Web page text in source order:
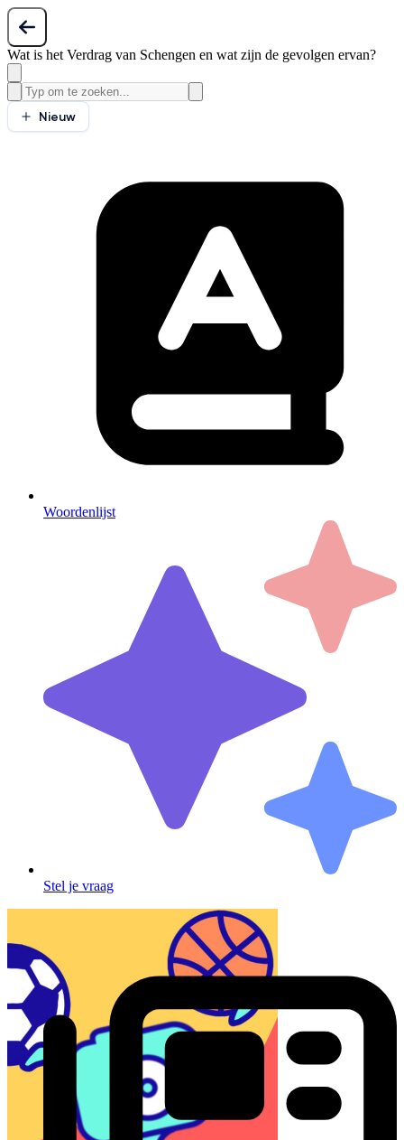
Wat is het Verdrag van Schengen en wat zijn de gevolgen ervan?
Nieuw
Woordenlijst
Stel je vraag